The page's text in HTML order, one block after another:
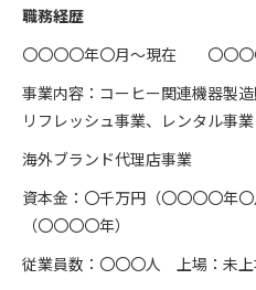
職務経歴
〇〇〇〇年〇月～現在 〇〇〇
事業内容：コーヒー関連機器製
リフレッシュ事業、レンタル事業
海外ブランド代理店事業
資本金：〇千万円（〇〇〇〇年
（〇〇〇〇年）
従業員数：〇〇〇人 上場：未上